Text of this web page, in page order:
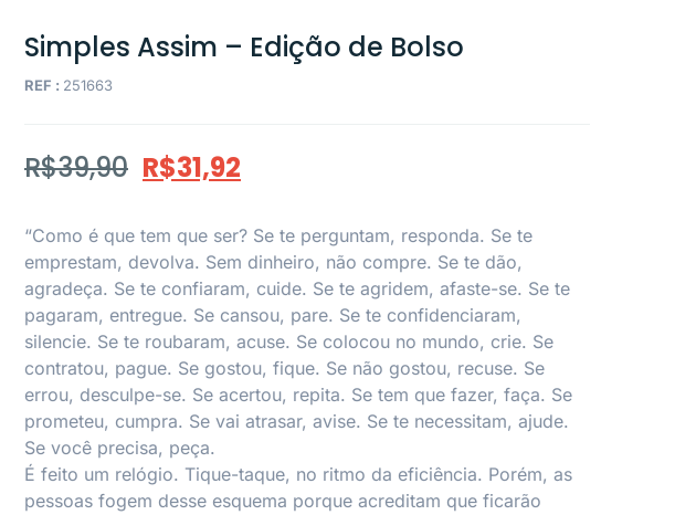
Simples Assim – Edição de Bolso
REF : 251663
R$39,90 R$31,92
“Como é que tem que ser? Se te perguntam, responda. Se te
emprestam, devolva. Sem dinheiro, não compre. Se te dão,
agradeça. Se te confiaram, cuide. Se te agridem, afaste-se. Se te
pagaram, entregue. Se cansou, pare. Se te confidenciaram,
silencie. Se te roubaram, acuse. Se colocou no mundo, crie. Se
contratou, pague. Se gostou, fique. Se não gostou, recuse. Se
errou, desculpe-se. Se acertou, repita. Se tem que fazer, faça. Se
prometeu, cumpra. Se vai atrasar, avise. Se te necessitam, ajude.
Se você precisa, peça.
É feito um relógio. Tique-taque, no ritmo da eficiência. Porém, as
pessoas fogem desse esquema porque acreditam que ficarão